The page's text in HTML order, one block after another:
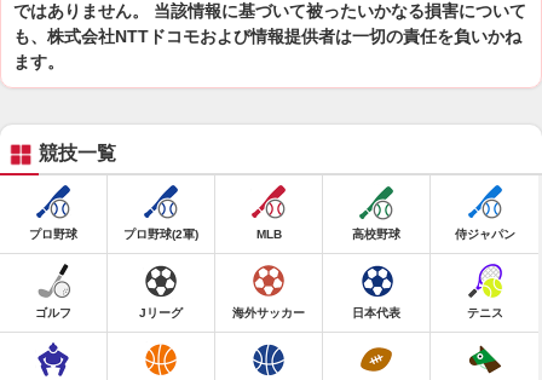
ではありません。 当該情報に基づいて被ったいかなる損害について
も、株式会社NTTドコモおよび情報提供者は一切の責任を負いかね
ます。
競技一覧
プロ野球 プロ野球(2軍) MLB 高校野球 侍ジャパン
ゴルフ Jリーグ 海外サッカー 日本代表 テニス